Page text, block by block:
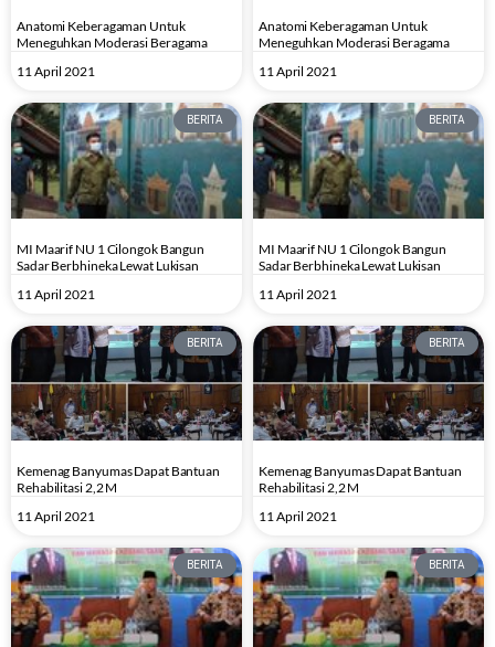
Anatomi Keberagaman Untuk
Meneguhkan Moderasi Beragama
11 April 2021
Anatomi Keberagaman Untuk
Meneguhkan Moderasi Beragama
11 April 2021
BERITA
MI Maarif NU 1 Cilongok Bangun
Sadar Berbhineka Lewat Lukisan
11 April 2021
BERITA
MI Maarif NU 1 Cilongok Bangun
Sadar Berbhineka Lewat Lukisan
11 April 2021
BERITA
Kemenag Banyumas Dapat Bantuan
Rehabilitasi 2,2 M
11 April 2021
BERITA
Kemenag Banyumas Dapat Bantuan
Rehabilitasi 2,2 M
11 April 2021
BERITA BERITA